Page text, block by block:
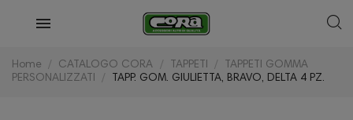
Home CATALOGO CORA TAPPETI
TAPPETI GOMMA
PERSONALIZZATI
TAPP. GOM. GIULIETTA, BRAVO, DELTA 4 PZ.